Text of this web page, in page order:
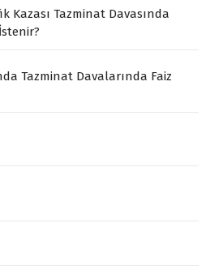
Kazası Tazminat Davasında
Tazminat Davalarında Faiz